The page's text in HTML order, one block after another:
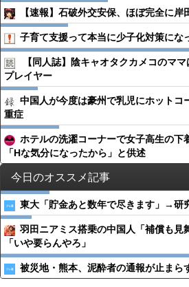
【速報】石破外交安保、ほぼ完全に岸
子育て支援って本当に少子化対策にな
【同人誌】陰キャオタクカメコのマ
プレイヤー
中国人が今度は豪州で乳児にホットコ
重症
ホテルの洗濯コーナーで女子高生の下
「Hな気分になったから」と供述
今日のオススメ記事
東大「貯金あと数年で尽きます」→研
羽田ニアミス搭乗の中国人「補償も見
「いや要らんやろ」
被災地・熊本、泥酔者の通報が止まら